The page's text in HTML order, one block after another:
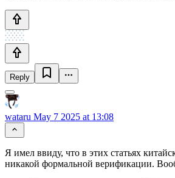
Reply
wataru May 7 2025 at 13:08
Я имел ввиду, что в этих статьях
никакой формальной верификации.